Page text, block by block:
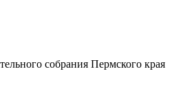
собрания Пермского края